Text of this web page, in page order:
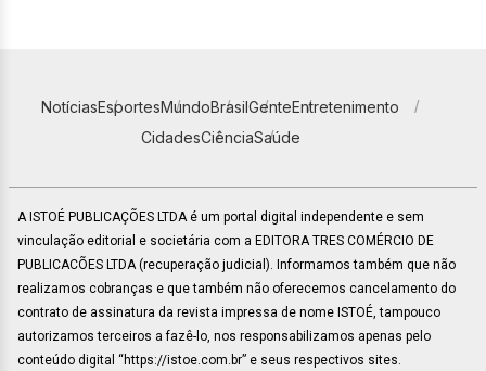
NotíciasEsportesMundoBrasilGenteEntretenimento
CidadesCiênciaSaúde
A ISTOÉ PUBLICAÇÕES LTDA é um portal digital independente e sem
vinculação editorial e societária com a EDITORA TRES COMÉRCIO DE
PUBLICACÕES LTDA (recuperação judicial). Informamos também que não
realizamos cobranças e que também não oferecemos cancelamento do
contrato de assinatura da revista impressa de nome ISTOÉ, tampouco
autorizamos terceiros a fazê-lo, nos responsabilizamos apenas pelo
conteúdo digital “https://istoe.com.br” e seus respectivos sites.